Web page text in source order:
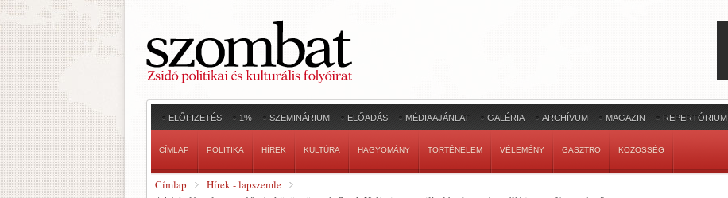
ELŐFIZETÉS 1% SZEMINÁRIUM ELŐADÁS MÉDIAAJÁNLAT GALÉRIA ARCHÍVUM MAGAZIN REPERTÓRIUM
CÍMLAP POLITIKA HÍREK KULTÚRA HAGYOMÁNY TÖRTÉNELEM VÉLEMÉNY GASZTRO KÖZÖSSÉG
Címlap
Hírek - lapszemle